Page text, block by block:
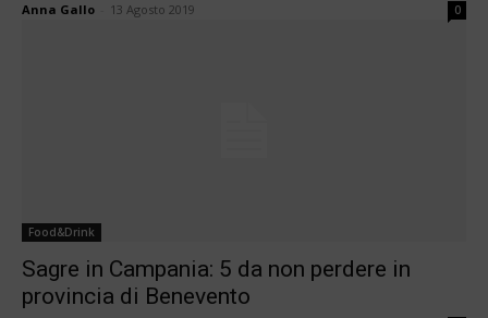
Anna Gallo 13 Agosto 2019 0
Food&Drink
Sagre in Campania: 5 da non perdere in
provincia di Benevento